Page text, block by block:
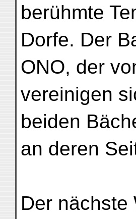
berühmte
Dorfe. Der
ONO, der
vereinigen
beiden
an deren
Der nächste